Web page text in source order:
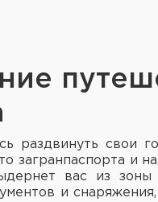
раздвинуть свои
загранпаспорта и
вас из
и